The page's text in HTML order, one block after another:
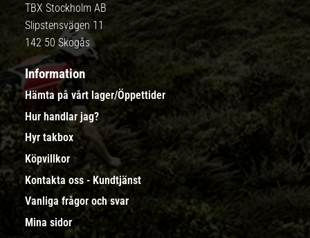
TBX Stockholm AB
Slipstensvägen 11
142 50 Skogås
Information
Hämta på vårt lager/Öppettider
Hur handlar jag?
Hyr takbox
Köpvillkor
Kontakta oss - Kundtjänst
Vanliga frågor och svar
Mina sidor